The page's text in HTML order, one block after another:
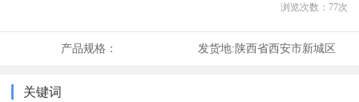
浏览次数： 77次
产品规格： 发货地:陕西省西安市新城区
关键词